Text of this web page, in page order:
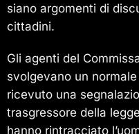
siano argomenti di
cittadini.
Gli agenti del
svolgevano un
ricevuto una
trasgressore della
hanno rintracciato